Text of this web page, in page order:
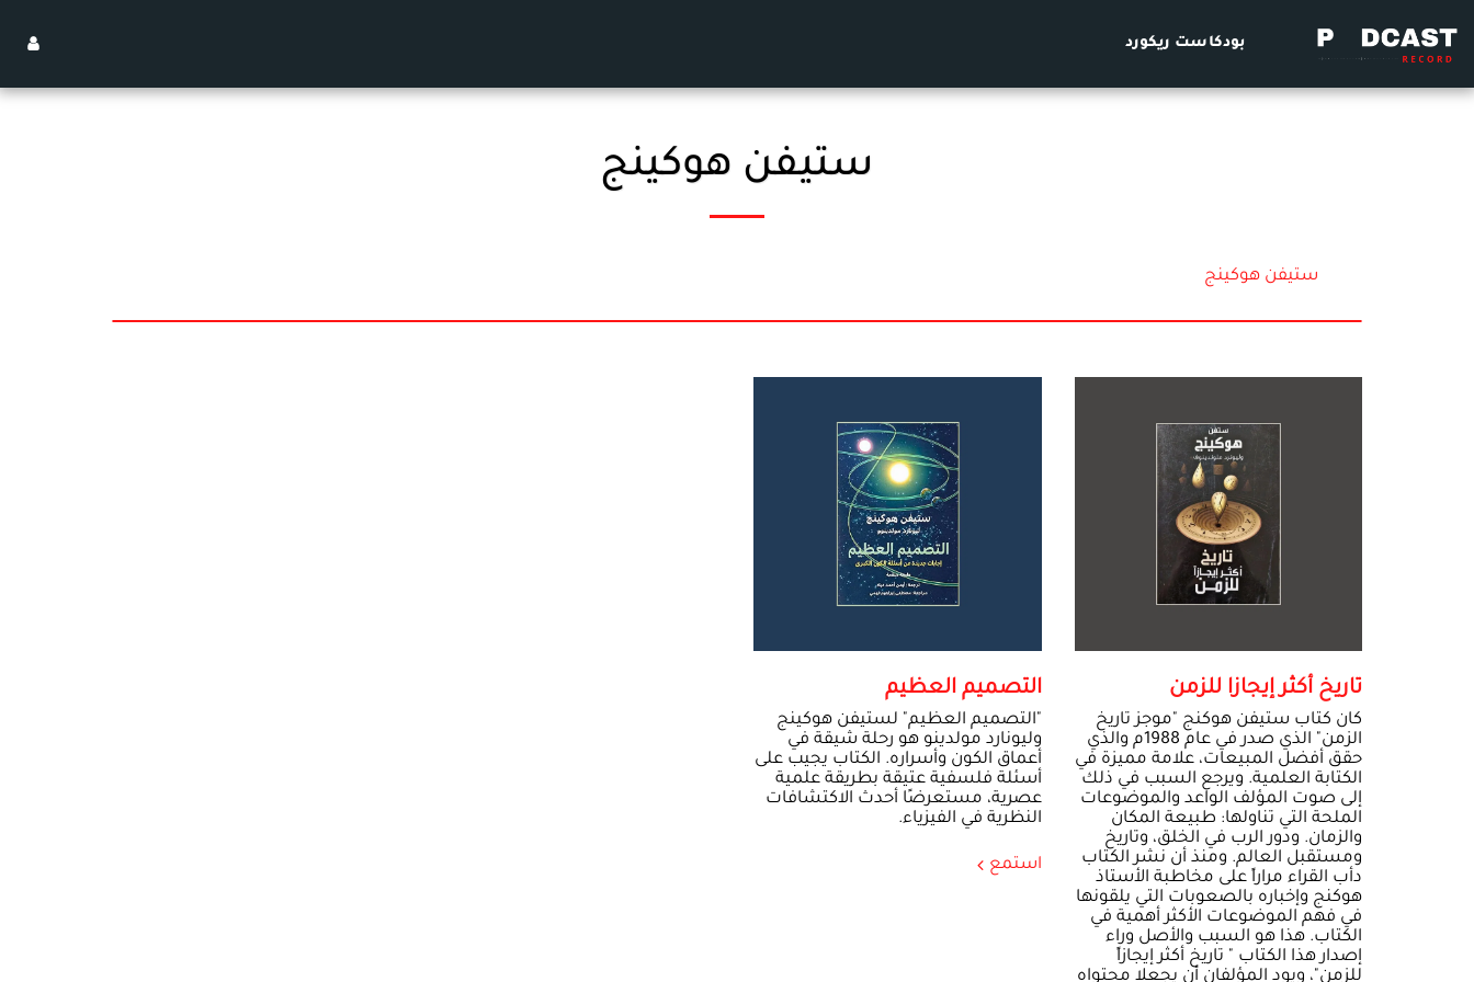
بودكاست ريكورد
ستيفن هوكينج
ستيفن هوكينج
تاريخ أكثر إيجازا للزمن
كان كتاب ستيفن هوكنج "موجز تاريخ
الزمن" الذي صدر في عام 1988م والذي
حقق أفضل المبيعات، علامة مميزة في
الكتابة العلمية. ويرجع السبب في ذلك
إلى صوت المؤلف الواعد والموضوعات
الملحة التي تناولها: طبيعة المكان
والزمان. ودور الرب في الخلق، وتاريخ
ومستقبل العالم. ومنذ أن نشر الكتاب
دأب القراء مراراً على مخاطبة الأستاذ
هوكنج وإخباره بالصعوبات التي يلقونها
في فهم الموضوعات الأكثر أهمية في
الكتاب. هذا هو السبب والأصل وراء
إصدار هذا الكتاب " تاريخ أكثر إيجازاً
للزمن"، ويود المؤلفان أن يجعلا محتواه
التصميم العظيم
"التصميم العظيم" لستيفن هوكينج
وليونارد مولدينو هو رحلة شيقة في
أعماق الكون وأسراره. الكتاب يجيب على
أسئلة فلسفية عتيقة بطريقة علمية
عصرية، مستعرضًا أحدث الاكتشافات
النظرية في الفيزياء.
استمع